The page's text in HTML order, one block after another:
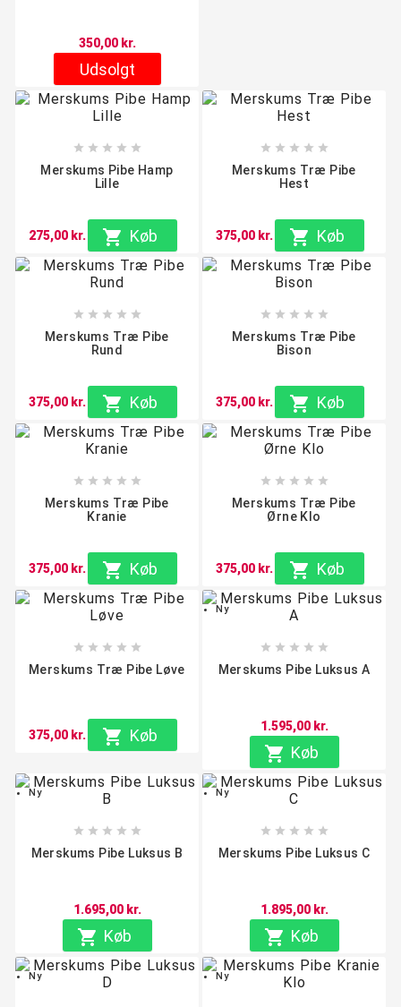
350,00 kr.
Udsolgt
    
Merskums Pibe Hamp
Lille
275,00 kr.  Køb
    
Merskums Træ Pibe
Hest
375,00 kr.  Køb
    
Merskums Træ Pibe
Rund
375,00 kr.  Køb
    
Merskums Træ Pibe
Bison
375,00 kr.  Køb
    
Merskums Træ Pibe
Kranie
375,00 kr.  Køb
    
Merskums Træ Pibe
Ørne Klo
375,00 kr.  Køb
    
Merskums Træ Pibe Løve
375,00 kr.  Køb
Ny
    
Merskums Pibe Luksus A
1.595,00 kr.
 Køb
Ny
    
Merskums Pibe Luksus B
1.695,00 kr.
 Køb
Ny
    
Merskums Pibe Luksus C
1.895,00 kr.
 Køb
Ny Ny